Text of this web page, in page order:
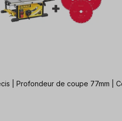
| Profondeur de coupe 77mm |